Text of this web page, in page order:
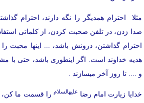
مثلا احترام همدیگر را نگه دارند، احترام
صدا زدن، در تلفن صحبت کردن، از کلماتی
احترام گذاشتن، درونش باشد، ... اینها محبت
هدیه خداوند است. اگر اینطوری باشد، حتی با
و .... تا روز آخر می­سازند .
خدایا زیارت امام رضا علیه­السلام را قسمت ما